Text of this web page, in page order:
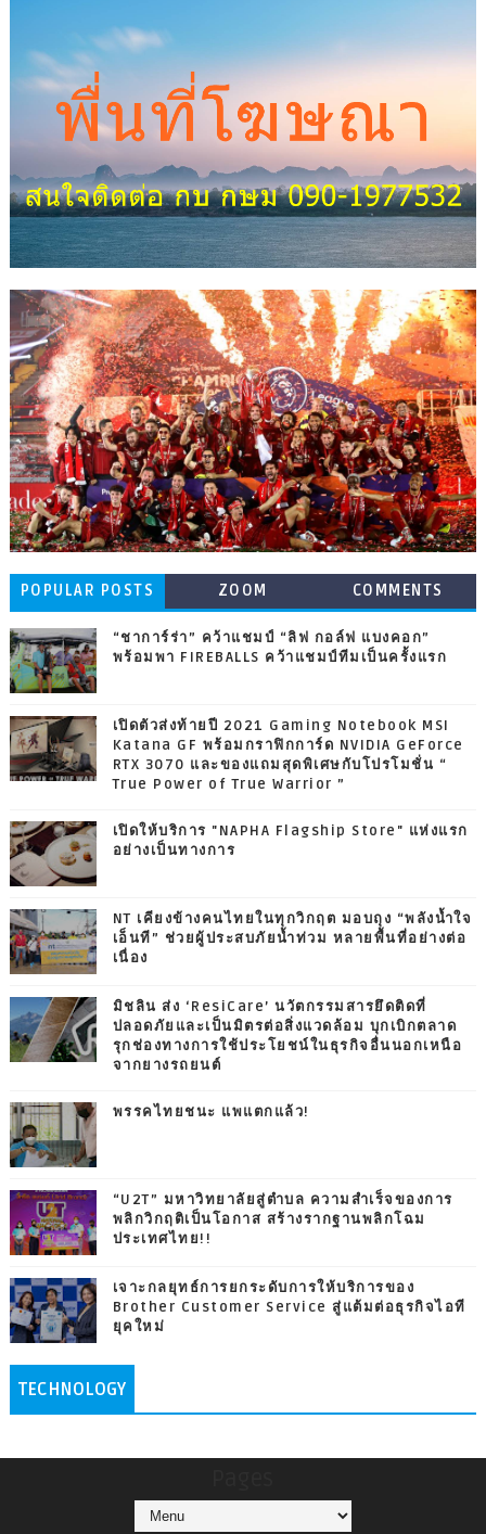
POPULAR POSTS ZOOM COMMENTS
“ชาการ์ร่า” คว้าแชมป์ “ลิฟ กอล์ฟ แบงคอก”
พร้อมพา FIREBALLS คว้าแชมป์ทีมเป็นครั้งแรก
เปิดตัวส่งท้ายปี 2021 Gaming Notebook MSI
Katana GF พร้อมกราฟิกการ์ด NVIDIA GeForce
RTX 3070 และของแถมสุดพิเศษกับโปรโมชั่น “
True Power of True Warrior ”
เปิดให้บริการ "NAPHA Flagship Store" แห่งแรก
อย่างเป็นทางการ
NT เคียงข้างคนไทยในทุกวิกฤต มอบถุง “พลังน้ำใจ
เอ็นที” ช่วยผู้ประสบภัยน้ำท่วม หลายพื้นที่อย่างต่อ
เนื่อง
มิชลิน ส่ง ‘ResiCare’ นวัตกรรมสารยึดติดที่
ปลอดภัยและเป็นมิตรต่อสิ่งแวดล้อม บุกเบิกตลาด
รุกช่องทางการใช้ประโยชน์ในธุรกิจอื่นนอกเหนือ
จากยางรถยนต์
พรรคไทยชนะ แพแตกแล้ว!
“U2T” มหาวิทยาลัยสู่ตำบล ความสำเร็จของการ
พลิกวิกฤติเป็นโอกาส สร้างรากฐานพลิกโฉม
ประเทศไทย!!
เจาะกลยุทธ์การยกระดับการให้บริการของ
Brother Customer Service สู่แต้มต่อธุรกิจไอที
ยุคใหม่
TECHNOLOGY